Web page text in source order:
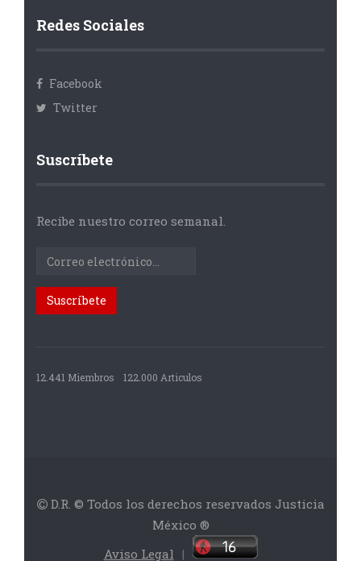
Redes Sociales
Facebook
Twitter
Suscríbete
Recibe nuestro correo semanal.
12.441 Miembros 122.000 Articulos
D.R. © Todos los derechos reservados Justicia
México ®
Aviso Legal |